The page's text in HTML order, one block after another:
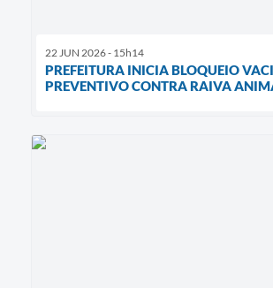
22 JUN 2026 - 15h14
PREFEITURA INICIA BLOQUEIO
PREVENTIVO CONTRA RAIVA